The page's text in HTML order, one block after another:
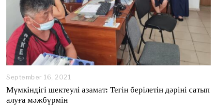
September 16, 2021
p
Мүмкіндігі шектеулі азамат: Тегін берілетін дәріні сатып
алуға мәжбүрмін